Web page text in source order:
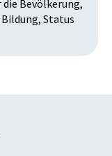
Bevölkerung,
Status